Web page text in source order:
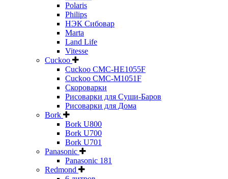
Polaris
Philips
НЭК Сибовар
Marta
Land Life
Vitesse
Cuckoo
Cuckoo CMC-HE1055F
Cuckoo CMC-M1051F
Скороварки
Рисоварки для Суши-Баров
Рисоварки для Дома
Bork
Bork U800
Bork U700
Bork U701
Panasonic
Panasonic 181
Redmond